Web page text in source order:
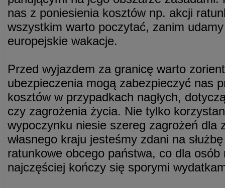
nas z poniesienia kosztów np. akcji
wszystkim warto poczytać, zanim
europejskie wakacje.
Przed wyjazdem za granicę warto
ubezpieczenia mogą zabezpieczyć nas
kosztów w przypadkach nagłych,
czy zagrożenia życia. Nie tylko
wypoczynku niesie szereg zagrożeń dla
własnego kraju jesteśmy zdani na
ratunkowe obcego państwa, co dla osób
najczęściej kończy się sporymi